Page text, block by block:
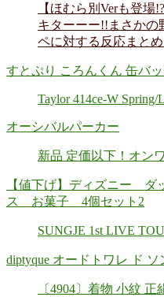
【ほむら別Verも登
キターーー!!まさかの
ペに対する反応まと
すとぷり ころんくん 缶バ
Taylor 414ce-W Spring/
オーシバルパーカー
新品 定価以下！オン
【値下げ】ディズニー
ス お菓子 4個セット2
SUNGJE 1st LIVE
diptyque オードトワレ ド ソ
〔4904〕着物 小紋